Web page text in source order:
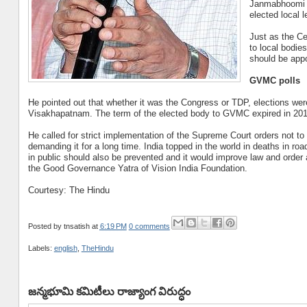
elected local
Just as the
to local
should be
GVMC polls
He pointed out that whether it was the Congress or TDP, elections
Visakhapatnam. The term of the elected body to GVMC expired in
He called for strict implementation of the Supreme Court orders not
demanding it for a long time. India topped in the world in deaths in
in public should also be prevented and it would improve law and
the Good Governance Yatra of Vision India Foundation.
Courtesy: The Hindu
Posted by tnsatish at 6:19 PM 0 comments
Labels: english, TheHindu
జన్మభూమి కమిటీలు రాజ్యాంగ విరుద్ధం